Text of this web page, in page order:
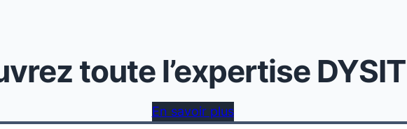
toute l’expertise
En savoir plus